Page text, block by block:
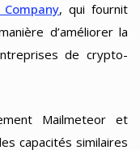
, qui fournit
d’améliorer la
de crypto-
Mailmeteor et
capacités similaires